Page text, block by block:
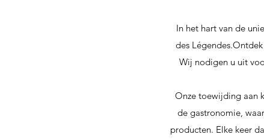
In het hart van de
des Légendes.
Wij nodigen u uit
​Onze toewijding aan
de gastronomie,
producten. Elke keer